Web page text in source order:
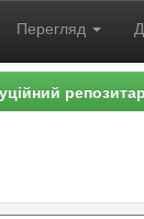
Перегляд